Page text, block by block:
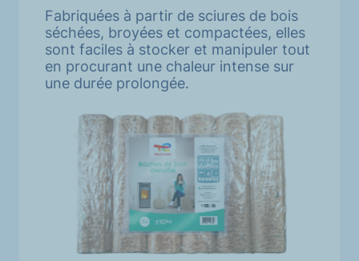
Fabriquées à partir de sciures de bois
séchées, broyées et compactées, elles
sont faciles à stocker et manipuler tout
en procurant une chaleur intense sur
une durée prolongée.